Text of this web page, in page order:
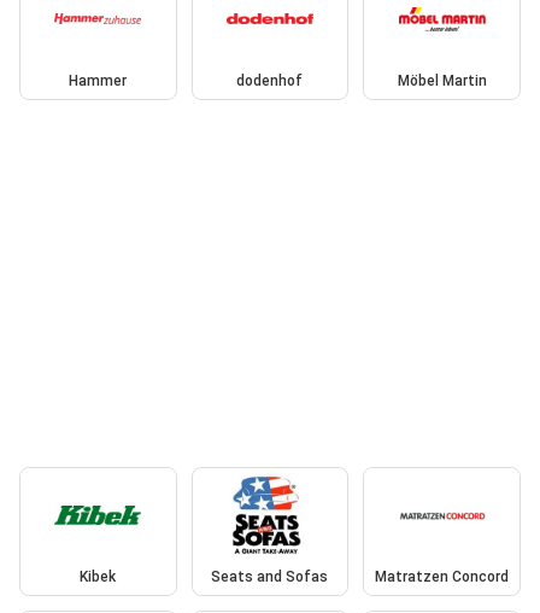
Hammer dodenhof Möbel Martin
Kibek Seats and Sofas Matratzen Concord